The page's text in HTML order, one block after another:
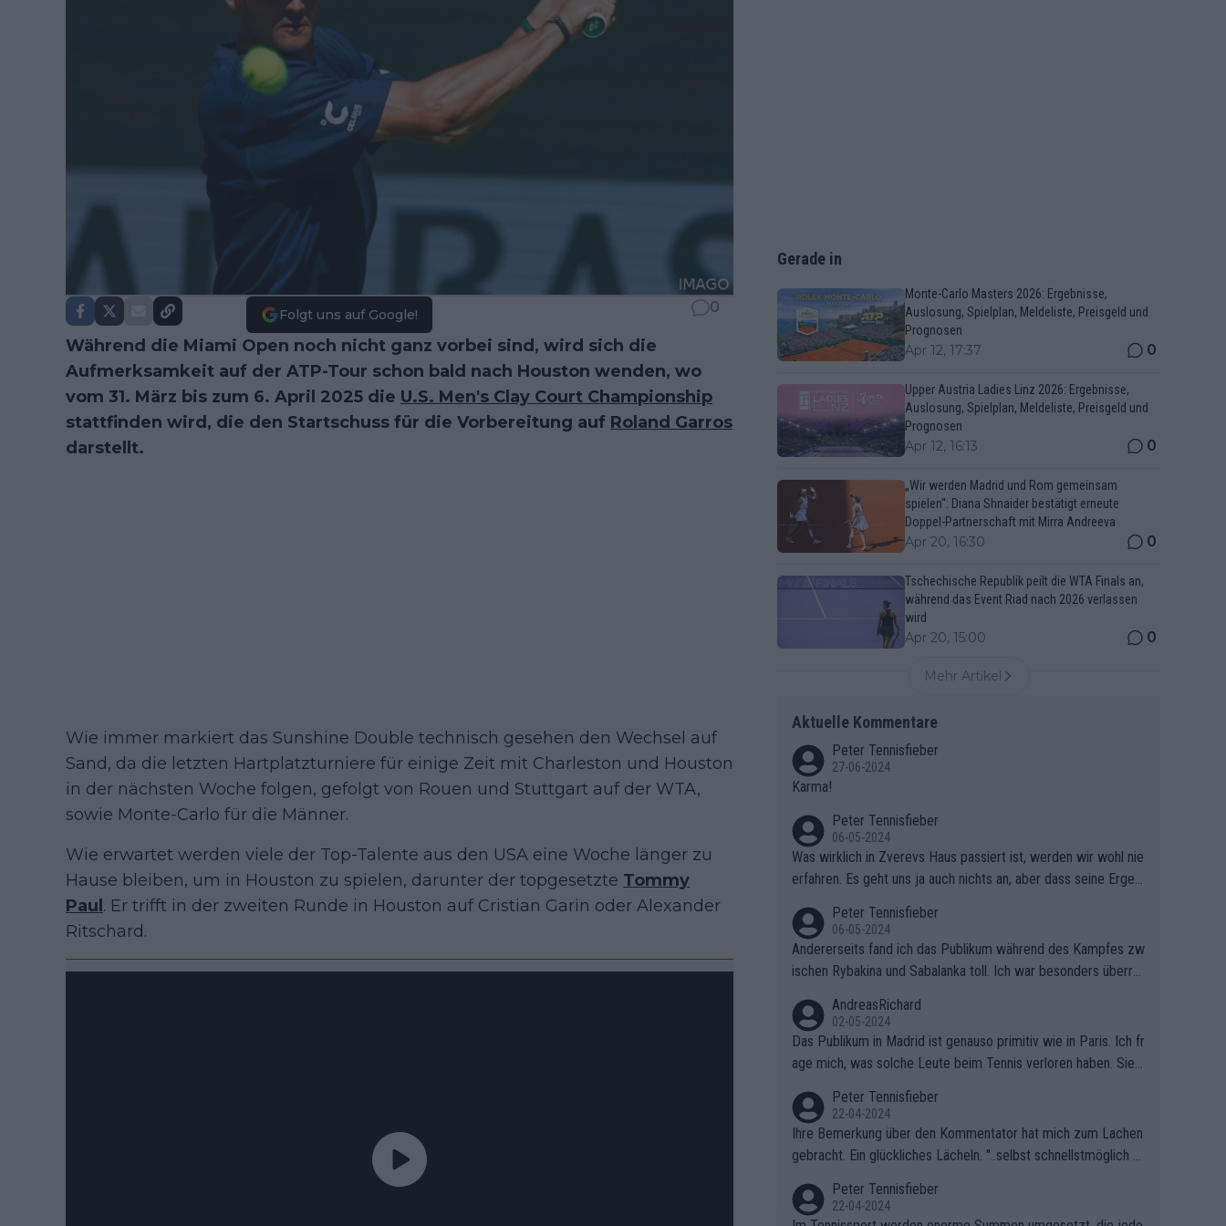
Folgt uns auf Google! 0
Während die Miami Open noch nicht ganz vorbei sind, wird sich die
Aufmerksamkeit auf der ATP-Tour schon bald nach Houston wenden, wo
vom 31. März bis zum 6. April 2025 die U.S. Men's Clay Court Championship
stattfinden wird, die den Startschuss für die Vorbereitung auf Roland Garros
darstellt.
Wie immer markiert das Sunshine Double technisch gesehen den Wechsel auf
Sand, da die letzten Hartplatzturniere für einige Zeit mit Charleston und Houston
in der nächsten Woche folgen, gefolgt von Rouen und Stuttgart auf der WTA,
sowie Monte-Carlo für die Männer.
Wie erwartet werden viele der Top-Talente aus den USA eine Woche länger zu
Hause bleiben, um in Houston zu spielen, darunter der topgesetzte Tommy
Paul . Er trifft in der zweiten Runde in Houston auf Cristian Garin oder Alexander
Ritschard.
Gerade in
Monte-Carlo Masters 2026: Ergebnisse,
Auslosung, Spielplan, Meldeliste, Preisgeld und
Prognosen
Apr 12, 17:37 0
Upper Austria Ladies Linz 2026: Ergebnisse,
Auslosung, Spielplan, Meldeliste, Preisgeld und
Prognosen
Apr 12, 16:13 0
„Wir werden Madrid und Rom gemeinsam
spielen“: Diana Shnaider bestätigt erneute
Doppel-Partnerschaft mit Mirra Andreeva
Apr 20, 16:30 0
Tschechische Republik peilt die WTA Finals an,
während das Event Riad nach 2026 verlassen
wird
Apr 20, 15:00 0
Mehr Artikel
Aktuelle Kommentare
Peter Tennisfieber
27-06-2024
Karma!
Peter Tennisfieber
06-05-2024
Was wirklich in Zverevs Haus passiert ist, werden wir wohl nie
erfahren. Es geht uns ja auch nichts an, aber dass seine Ergeb
Peter Tennisfieber
06-05-2024
Andererseits fand ich das Publikum während des Kampfes zw
ischen Rybakina und Sabalanka toll. Ich war besonders überras
AndreasRichard
02-05-2024
Das Publikum in Madrid ist genauso primitiv wie in Paris. Ich fr
age mich, was solche Leute beim Tennis verloren haben. Sie s
ben.
Peter Tennisfieber
22-04-2024
Ihre Bemerkung über den Kommentator hat mich zum Lachen
gebracht. Ein glückliches Lächeln. "..selbst schnellstmöglich na
Peter Tennisfieber
22-04-2024